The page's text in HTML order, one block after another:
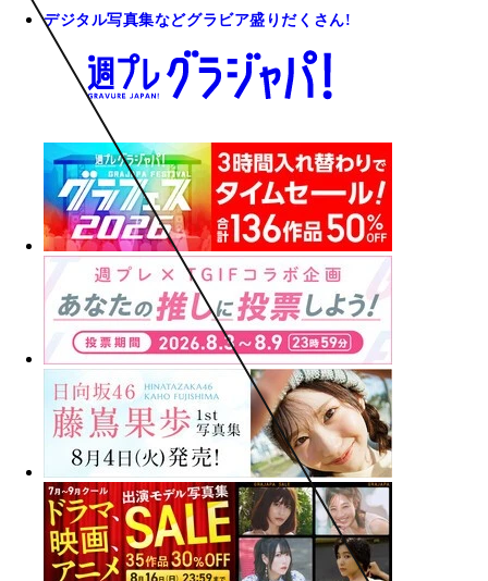
デジタル写真集などグラビア盛りだくさん!